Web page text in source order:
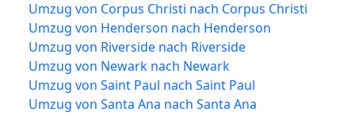
Umzug von Corpus Christi nach Corpus Christi
Umzug von Henderson nach Henderson
Umzug von Riverside nach Riverside
Umzug von Newark nach Newark
Umzug von Saint Paul nach Saint Paul
Umzug von Santa Ana nach Santa Ana